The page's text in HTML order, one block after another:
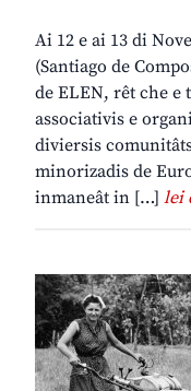
Ai 12 e ai 13 di
(Santiago de
de ELEN, rêt che
associativis e
diviersis
minorizadis de
inmaneât in […] lei